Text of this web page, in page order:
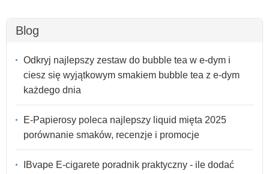
Blog
Odkryj najlepszy zestaw do bubble tea w e-dym i
ciesz się wyjątkowym smakiem bubble tea z e-dym
każdego dnia
E-Papierosy poleca najlepszy liquid mięta 2025
porównanie smaków, recenzje i promocje
IBvape E-cigarete poradnik praktyczny - ile dodać